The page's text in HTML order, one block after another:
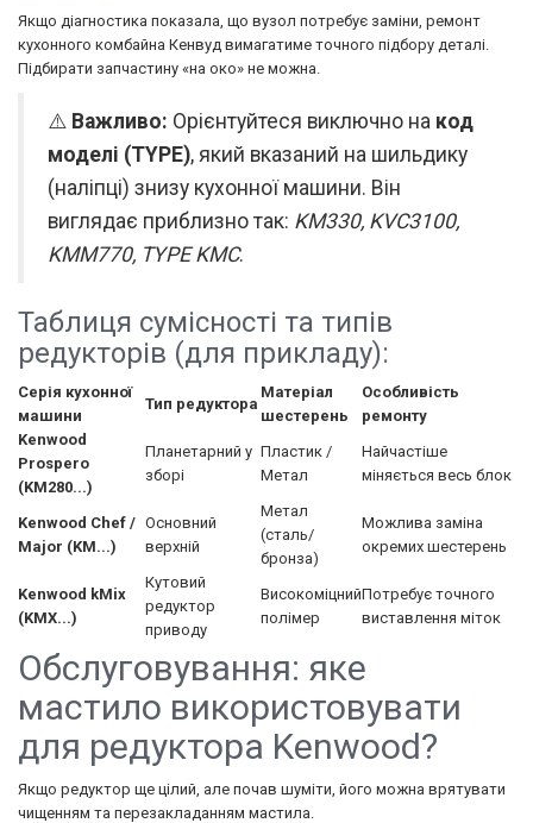
Якщо діагностика показала, що вузол потребує заміни, ремонт
кухонного комбайна Кенвуд вимагатиме точного підбору деталі.
Підбирати запчастину «на око» не можна.
⚠️ Важливо: Орієнтуйтеся виключно на код
моделі (TYPE), який вказаний на шильдику
(наліпці) знизу кухонної машини. Він
виглядає приблизно так: KM330, KVC3100,
KMM770, TYPE KMC.
Таблиця сумісності та типів
редукторів (для прикладу):
Серія кухонної
машини
Тип редуктора
Матеріал
шестерень
Особливість
ремонту
Kenwood
Prospero
(KM280...)
Планетарний у
зборі
Пластик /
Метал
Найчастіше
міняється весь блок
Kenwood Chef /
Major (KM...)
Основний
верхній
Метал
(сталь/
бронза)
Можлива заміна
окремих шестерень
Kenwood kMix
(KMX...)
Кутовий
редуктор
приводу
Високоміцний
полімер
Потребує точного
виставлення міток
Обслуговування: яке
мастило використовувати
для редуктора Kenwood?
Якщо редуктор ще цілий, але почав шуміти, його можна врятувати
чищенням та перезакладанням мастила.